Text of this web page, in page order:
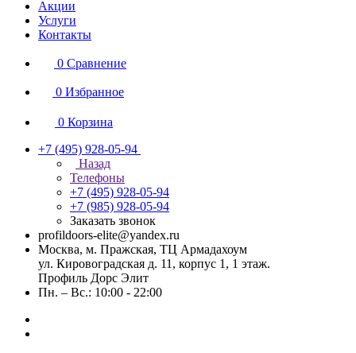
Акции
Услуги
Контакты
0 Сравнение
0 Избранное
0 Корзина
+7 (495) 928-05-94
Назад
Телефоны
+7 (495) 928-05-94
+7 (985) 928-05-94
Заказать звонок
profildoors-elite@yandex.ru
Москва, м. Пражская, ТЦ Армадахоум
ул. Кировоградская д. 11, корпус 1, 1 этаж.
Профиль Дорс Элит
Пн. – Вс.: 10:00 - 22:00